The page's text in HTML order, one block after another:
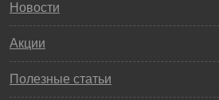
Новости
Акции
Полезные статьи